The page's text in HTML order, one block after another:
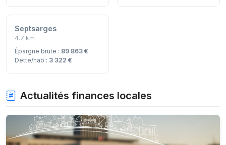
Septsarges
4.7 km
Épargne brute : 89 863 €
Dette/hab : 3 322 €
Actualités finances locales